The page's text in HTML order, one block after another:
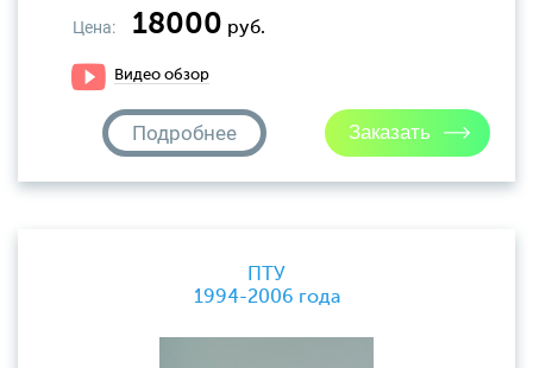
Цена: 18000 руб.
Видео обзор
Подробнее
ПТУ
1994-2006 года